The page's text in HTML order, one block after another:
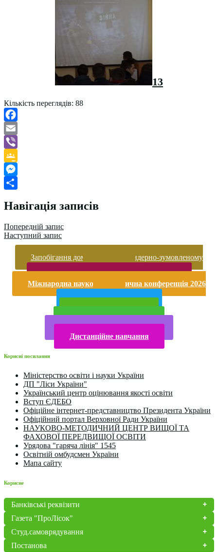
13
Кількість переглядів: 88
Facebook
Email
Viber
Google
Classroom
Messenger
Навігація записів
Попередній запис
Наступний запис
Запобігання домашньому та гендерно-зумовленому
Міжнародна науково-практична конференція 2026
Дистанційне навчання
Корисні посилання
Міністерство освіти і науки України
ДП "Ліси України"
Український центр оцінювання якості освіти
Вступ ЄДЕБО
Офіційне інтернет-представництво Президента України
Офіційний портал Верховної Ради України
НАУКОВО-МЕТОДИЧНИЙ ЦЕНТР ВИЩОЇ ТА
ФАХОВОЇ ПЕРЕДВИЩОЇ ОСВІТИ
Урядова "гаряча лінія" 1545
Освітній омбудсмен України
Мапа сайту
Корисне
Банківські реквізити
Газета "ПроЛісок"
Студ.самоврядування
Постанова